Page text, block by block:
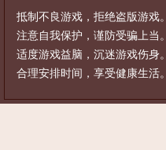
抵制不良游戏，拒绝盗版游戏。
注意自我保护，谨防受骗上当。
适度游戏益脑，沉迷游戏伤身。
合理安排时间，享受健康生活。